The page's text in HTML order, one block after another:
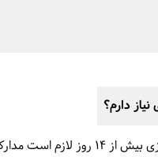
دارم؟
زیر را آماده کنید: